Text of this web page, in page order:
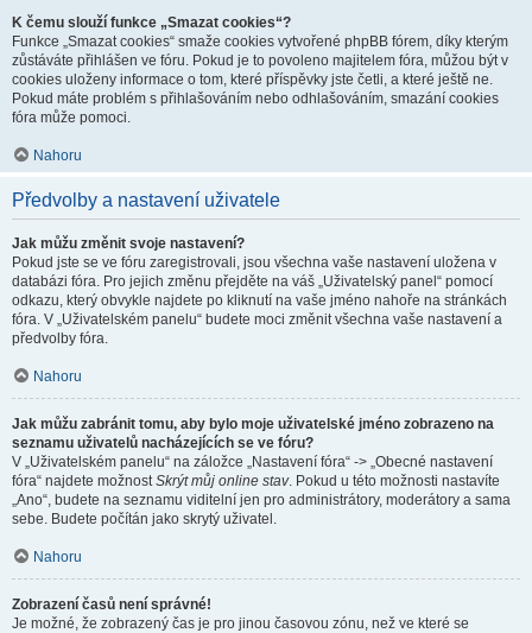
K čemu slouží funkce „Smazat cookies“?
Funkce „Smazat cookies“ smaže cookies vytvořené phpBB fórem, díky kterým
zůstáváte přihlášen ve fóru. Pokud je to povoleno majitelem fóra, můžou být v
cookies uloženy informace o tom, které příspěvky jste četli, a které ještě ne.
Pokud máte problém s přihlašováním nebo odhlašováním, smazání cookies
fóra může pomoci.
Nahoru
Předvolby a nastavení uživatele
Jak můžu změnit svoje nastavení?
Pokud jste se ve fóru zaregistrovali, jsou všechna vaše nastavení uložena v
databázi fóra. Pro jejich změnu přejděte na váš „Uživatelský panel“ pomocí
odkazu, který obvykle najdete po kliknutí na vaše jméno nahoře na stránkách
fóra. V „Uživatelském panelu“ budete moci změnit všechna vaše nastavení a
předvolby fóra.
Nahoru
Jak můžu zabránit tomu, aby bylo moje uživatelské jméno zobrazeno na
seznamu uživatelů nacházejících se ve fóru?
V „Uživatelském panelu“ na záložce „Nastavení fóra“ -> „Obecné nastavení
fóra“ najdete možnostSkrýt můj online stav. Pokud u této možnosti nastavíte
„Ano“, budete na seznamu viditelní jen pro administrátory, moderátory a sama
sebe. Budete počítán jako skrytý uživatel.
Nahoru
Zobrazení časů není správné!
Je možné, že zobrazený čas je pro jinou časovou zónu, než ve které se